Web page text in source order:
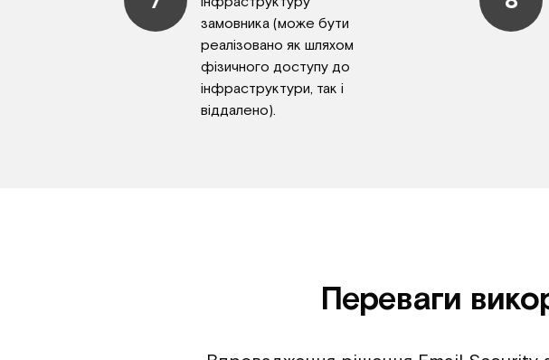
замовника (може бути
реалізовано як шляхом
фізичного доступу до
інфраструктури, так і
віддалено).
Переваги